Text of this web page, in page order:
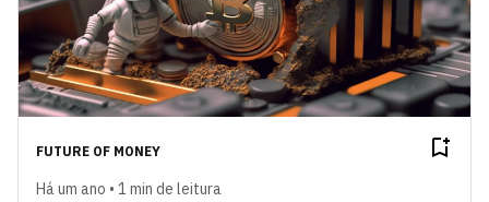
FUTURE OF MONEY
Há um ano • 1 min de leitura